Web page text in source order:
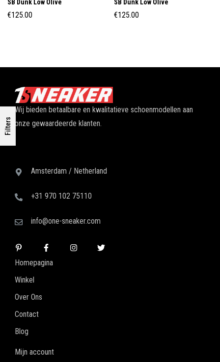
Filters
SB Dunk Low Olive
€125.00
SB Dunk Low Olive
€125.00
Wij bieden betaalbare en kwalitatieve schoenmodellen aan
onze gewaardeerde klanten.
Amsterdam / Netherland
+31 970 102 75110
info@one-sneaker.com
Homepagina
Winkel
Over Ons
Contact
Blog
Mijn account